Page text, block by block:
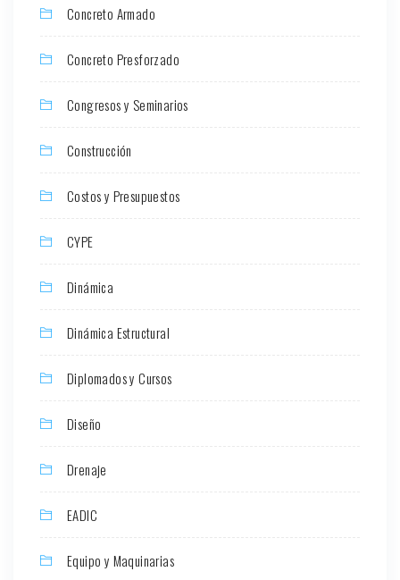
Concreto Armado
Concreto Presforzado
Congresos y Seminarios
Construcción
Costos y Presupuestos
CYPE
Dinámica
Dinámica Estructural
Diplomados y Cursos
Diseño
Drenaje
EADIC
Equipo y Maquinarias